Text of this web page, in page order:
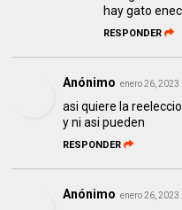
hay gato
RESPONDER
Anónimo enero 26, 2023
asi quiere la
y ni asi pueden
RESPONDER
Anónimo enero 26, 2023